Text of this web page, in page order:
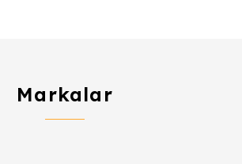
Markalar